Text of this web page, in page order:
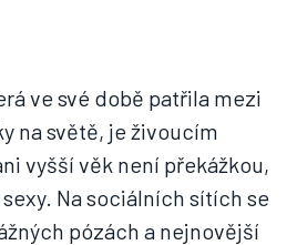
ve své době patřila mezi
na světě, je živoucím
vyšší věk není překážkou,
Na sociálních sítích se
pózách a nejnovější